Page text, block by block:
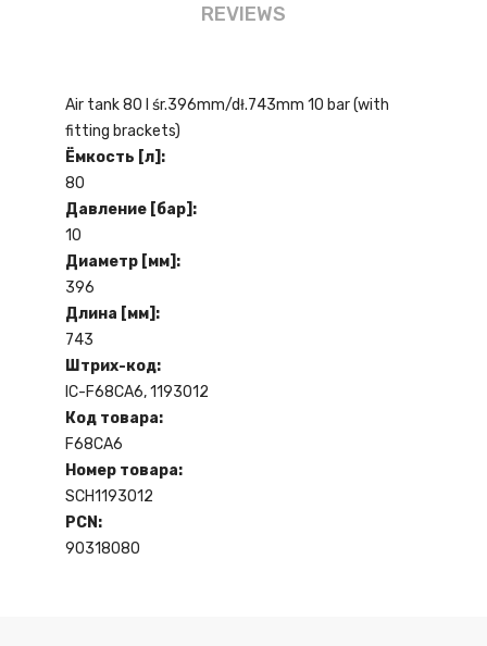
REVIEWS
Air tank 80 l śr.396mm/dł.743mm 10 bar (with
fitting brackets)
Ёмкость [л]:
80
Давление [бар]:
10
Диаметр [мм]:
396
Длина [мм]:
743
Штрих-код:
IC-F68CA6, 1193012
Код товара:
F68CA6
Номер товара:
SCH1193012
PCN:
90318080